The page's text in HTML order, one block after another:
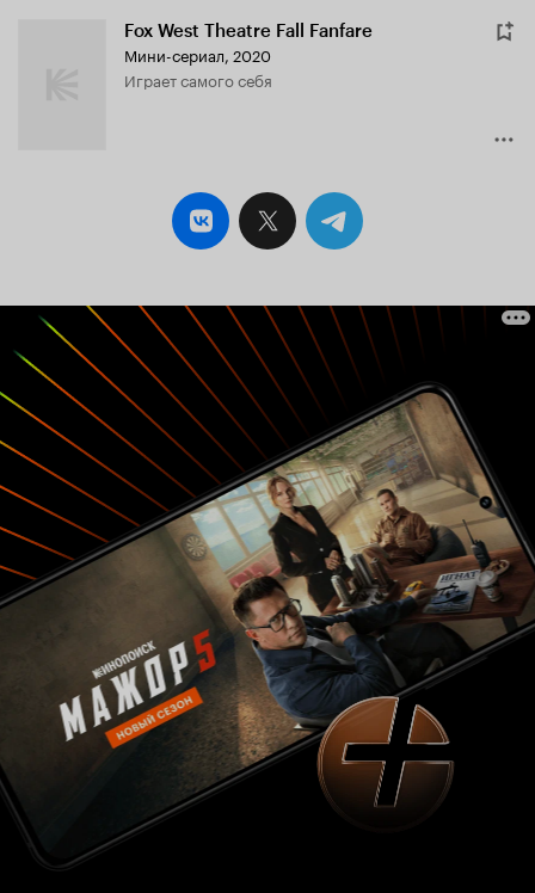
Fox West Theatre Fall Fanfare
Мини-сериал, 2020
играет самого себя